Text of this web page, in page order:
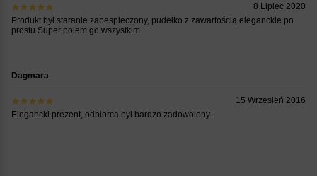
8 Lipiec 2020
Produkt był staranie zabespieczony, pudełko z zawartością eleganckie po
prostu Super polem go wszystkim
Dagmara
15 Wrzesień 2016
Elegancki prezent, odbiorca był bardzo zadowolony.